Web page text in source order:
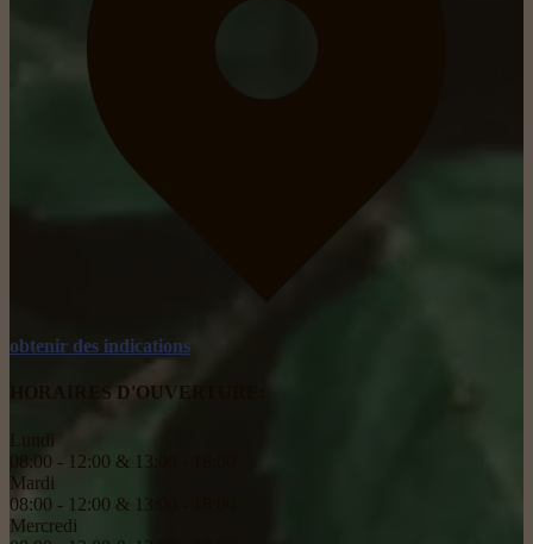
obtenir des indications
HORAIRES D'OUVERTURE:
08:00 - 12:00 & 13:00 - 18:00
Mardi
08:00 - 12:00 & 13:00 - 18:00
Mercredi